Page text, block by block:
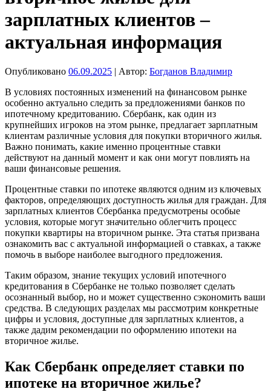
зарплатных клиентов –
актуальная информация
Опубликовано 06.09.2025 | Автор: Богданов Владимир
В условиях постоянных изменений на финансовом рынке
особенно актуально следить за предложениями банков по
ипотечному кредитованию. Сбербанк, как один из
крупнейших игроков на этом рынке, предлагает зарплатным
клиентам различные условия для покупки вторичного жилья.
Важно понимать, какие именно процентные ставки
действуют на данный момент и как они могут повлиять на
ваши финансовые решения.
Процентные ставки по ипотеке являются одним из ключевых
факторов, определяющих доступность жилья для граждан. Для
зарплатных клиентов Сбербанка предусмотрены особые
условия, которые могут значительно облегчить процесс
покупки квартиры на вторичном рынке. Эта статья призвана
ознакомить вас с актуальной информацией о ставках, а также
помочь в выборе наиболее выгодного предложения.
Таким образом, знание текущих условий ипотечного
кредитования в Сбербанке не только позволяет сделать
осознанный выбор, но и может существенно сэкономить ваши
средства. В следующих разделах мы рассмотрим конкретные
цифры и условия, доступные для зарплатных клиентов, а
также дадим рекомендации по оформлению ипотеки на
вторичное жилье.
Как Сбербанк определяет ставки по
ипотеке на вторичное жилье?